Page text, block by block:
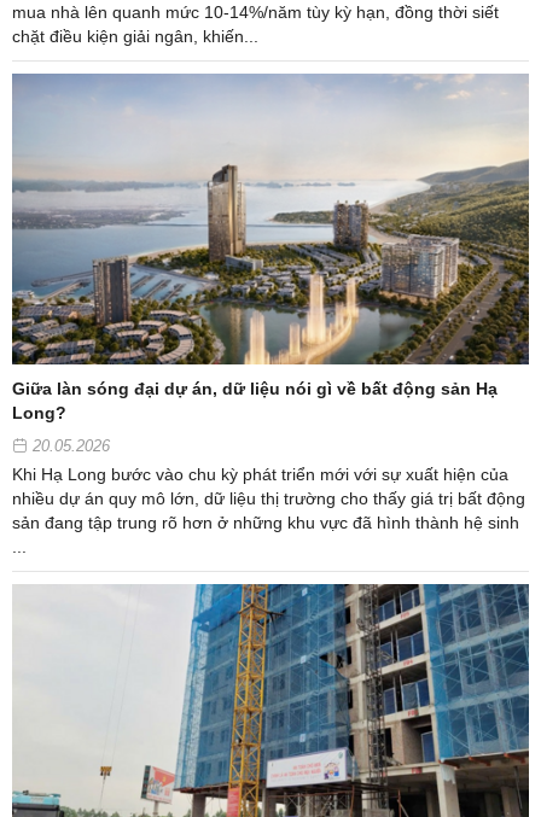
mua nhà lên quanh mức 10-14%/năm tùy kỳ hạn, đồng thời siết
chặt điều kiện giải ngân, khiến...
Giữa làn sóng đại dự án, dữ liệu nói gì về bất động sản Hạ
Long?
20.05.2026
Khi Hạ Long bước vào chu kỳ phát triển mới với sự xuất hiện của
nhiều dự án quy mô lớn, dữ liệu thị trường cho thấy giá trị bất động
sản đang tập trung rõ hơn ở những khu vực đã hình thành hệ sinh